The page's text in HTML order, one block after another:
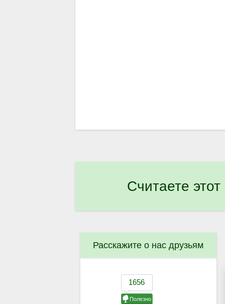
Считаете
Расскажите о нас друзьям